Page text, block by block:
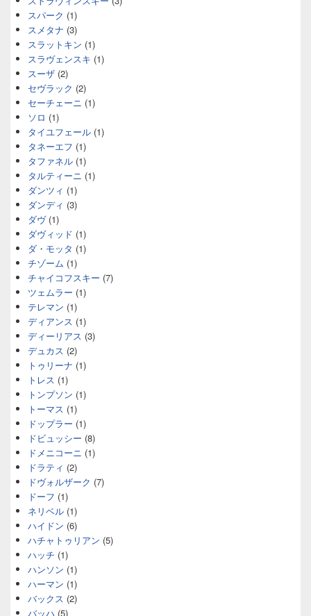
スパーク (1)
スメタナ (3)
スラットキン (1)
スラヴェンスキ (1)
スーザ (2)
セヴラック (2)
セーチェーニ (1)
ソロ (1)
タイユフェール (1)
タネーエフ (1)
タファネル (1)
タルティーニ (1)
ダンツィ (1)
ダンディ (3)
ダヴ(1)
ダヴィッド (1)
ダ・モッタ (1)
チゾーム (1)
チャイコフスキー (7)
ツェムラー (1)
テレマン (1)
ディアンス (1)
ディーリアス (3)
デュカス (2)
トゥリーナ (1)
トレス (1)
トンプソン (1)
トーマス (1)
ドップラー (1)
ドビュッシー (8)
ドメニコーニ (1)
ドラティ (2)
ドヴォルザーク (7)
ドーフ (1)
ネリベル (1)
ハイドン (6)
ハチャトゥリアン (5)
ハッチ (1)
ハンソン (1)
ハーマン (1)
バックス (2)
バッハ (5)